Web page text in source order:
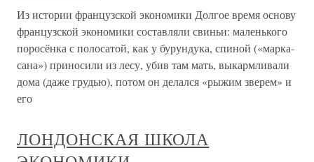
Из истории французской экономики Долгое время основу
французской экономики составляли свиньи: маленького
поросёнка с полосатой, как у бурундука, спиной («марка-
сана») приносили из лесу, убив там мать, выкармливали
дома (даже грудью), потом он делался «рыжим зверем» и
его
ЛОНДОНСКАЯ ШКОЛА